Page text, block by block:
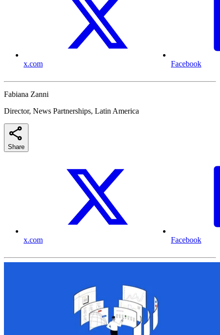
x.com Facebook
Fabiana Zanni
Director, News Partnerships, Latin America
Share
x.com Facebook